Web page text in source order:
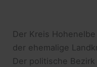
Der Kreis
der ehemalige
Der politische